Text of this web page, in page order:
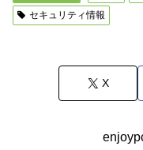
セキュリティ情報
X